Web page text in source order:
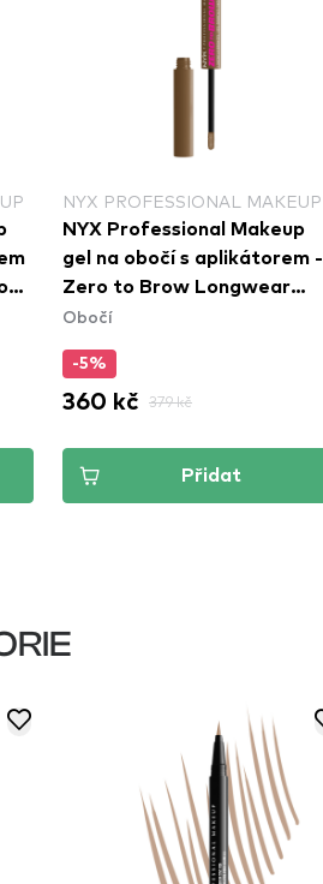
NYX PROFESSIONAL MAKEUP
NYX Professional Makeup
gel na obočí s aplikátorem -
Zero to Brow Longwear
Brow Gel - Taupe (ZTBG03)
Obočí
-5%
360 kč 379 kč
Přidat